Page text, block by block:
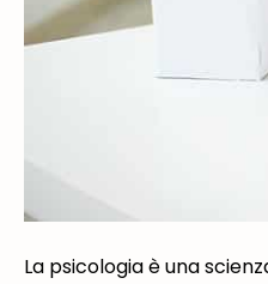
La psicologia è una